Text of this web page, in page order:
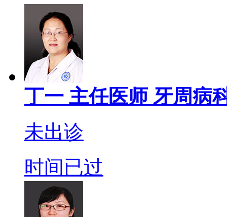
丁一 主任医师 牙周病
未出诊
时间已过